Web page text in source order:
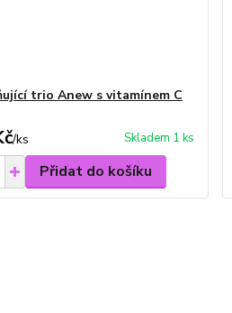
trio Anew s vitamínem C
/ks Skladem 1 ks
Přidat do košíku